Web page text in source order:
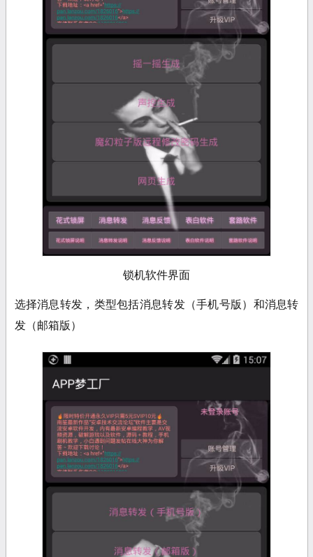
锁机软件界面
选择消息转发，类型包括消息转发（手机号版）和消息转
发（邮箱版）